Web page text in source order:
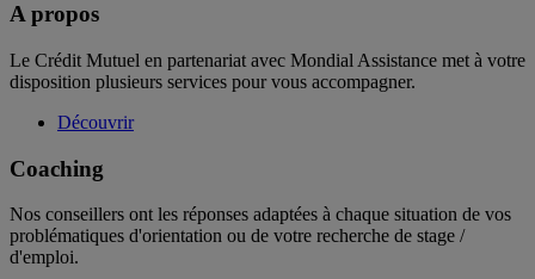
A propos
Le Crédit Mutuel en partenariat avec Mondial Assistance met à votre
disposition plusieurs services pour vous accompagner.
Découvrir
Coaching
Nos conseillers ont les réponses adaptées à chaque situation de vos
problématiques d'orientation ou de votre recherche de stage /
d'emploi.